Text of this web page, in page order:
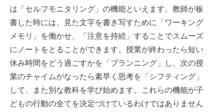
は「セルフモニタリング」の機能といえます。教師が板
書した時には、見た文字を書き写すために「ワーキング
メモリ」を働かせ、「注意を持続」することでスムーズ
にノートをとることができます。授業が終わったら短い
休み時間をどう過ごすかを「プランニング」し、次の授
業のチャイムがなったら素早く思考を「シフティング」
して、また別な教科を学び始めます。これらの機能が子
どもの行動の全てを決定づけているわけではありません